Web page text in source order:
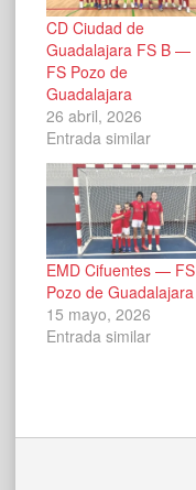
CD Ciudad de
Guadalajara FS B —
FS Pozo de
Guadalajara
26 abril, 2026
Entrada similar
EMD Cifuentes — FS
Pozo de Guadalajara
15 mayo, 2026
Entrada similar